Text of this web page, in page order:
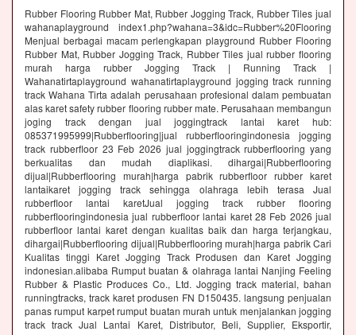
Rubber Flooring Rubber Mat, Rubber Jogging Track, Rubber Tiles jual
wahanaplayground index1.php?wahana=3&idc=Rubber%20Flooring
Menjual berbagai macam perlengkapan playground Rubber Flooring
Rubber Mat, Rubber Jogging Track, Rubber Tiles jual rubber flooring
murah harga rubber Jogging Track | Running Track |
Wahanatirtaplayground wahanatirtaplayground jogging track running
track Wahana Tirta adalah perusahaan profesional dalam pembuatan
alas karet safety rubber flooring rubber mate. Perusahaan membangun
joging track dengan jual joggingtrack lantai karet hub:
085371995999|Rubberflooring|jual rubberflooringindonesia jogging
track rubberfloor 23 Feb 2026 jual joggingtrack rubberflooring yang
berkualitas dan mudah diaplikasi. dihargai|Rubberflooring
dijual|Rubberflooring murah|harga pabrik rubberfloor rubber karet
lantaikaret jogging track sehingga olahraga lebih terasa Jual
rubberfloor lantai karetJual jogging track rubber flooring
rubberflooringindonesia jual rubberfloor lantai karet 28 Feb 2026 jual
rubberfloor lantai karet dengan kualitas baik dan harga terjangkau,
dihargai|Rubberflooring dijual|Rubberflooring murah|harga pabrik Cari
Kualitas tinggi Karet Jogging Track Produsen dan Karet Jogging
indonesian.alibaba Rumput buatan & olahraga lantai Nanjing Feeling
Rubber & Plastic Produces Co., Ltd. Jogging track material, bahan
runningtracks, track karet produsen FN D150435. langsung penjualan
panas rumput karpet rumput buatan murah untuk menjalankan jogging
track track Jual Lantai Karet, Distributor, Beli, Supplier, Eksportir,